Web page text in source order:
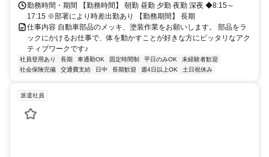
勤務時間・期間 【勤務時間】 朝勤 昼勤 夕勤 夜勤 深夜 ◆8:15～
17:15 ※部署により時差出勤あり 【勤務期間】 長期
仕事内容 自動車部品のメッキ、塗装作業をお願いします。 部品をラ
ックにかけるお仕事で、体を動かすことが好きな方にピッタリなアク
ティブワークです♪
社員登用あり 長期 車通勤OK 固定時間制 平日のみOK
未経験者歓迎
社会保険完備
交通費支給 日中 長期歓迎 週4日以上OK 土日祝休み
派遣社員